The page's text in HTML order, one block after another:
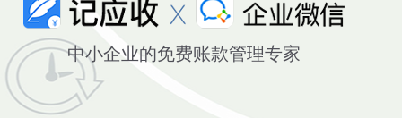
中小企业的免费账款管理专家